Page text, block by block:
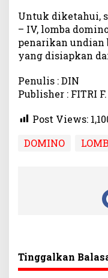
Untuk diketahui,
– IV, lomba
penarikan undian
yang disiapkan
Penulis : DIN
Publisher : FITRI
Post Views:
DOMINO
Tinggalkan